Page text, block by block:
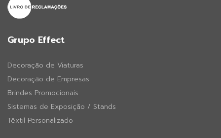
Grupo Effect
Decoração de Viaturas
Decoração de Empresas
Brindes Promocionais
Sistemas de Exposição / Stands
Têxtil Personalizado